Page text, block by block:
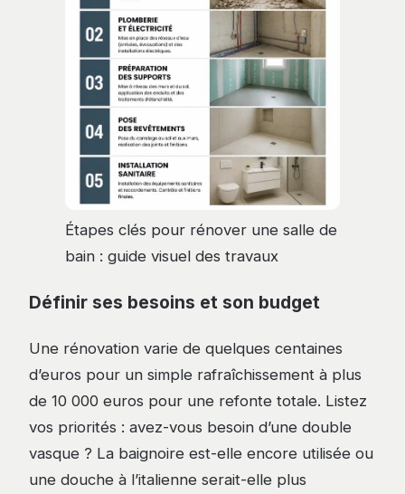
Étapes clés pour rénover une salle de
bain : guide visuel des travaux
Définir ses besoins et son budget
Une rénovation varie de quelques centaines
d’euros pour un simple rafraîchissement à plus
de 10 000 euros pour une refonte totale. Listez
vos priorités : avez-vous besoin d’une double
vasque ? La baignoire est-elle encore utilisée ou
une douche à l’italienne serait-elle plus